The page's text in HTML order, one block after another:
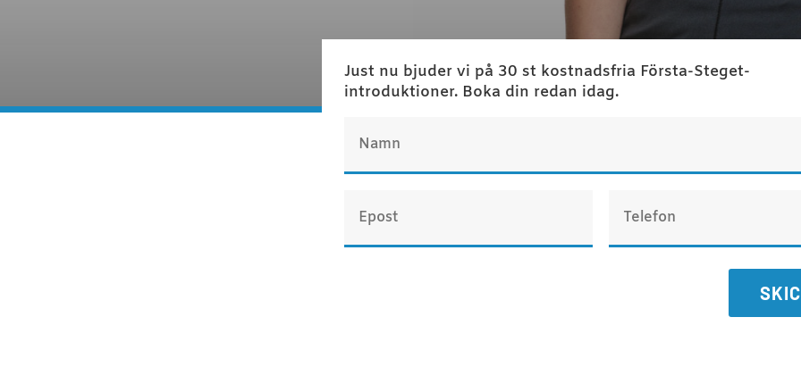
Just nu bjuder vi på 30 st kostnadsfria Första-Steget-
introduktioner. Boka din redan idag.